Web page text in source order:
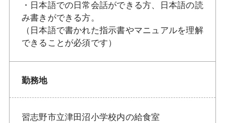
・日本語での日常会話ができる方、日本語の読
み書きができる方。
（日本語で書かれた指示書やマニュアルを理解
できることが必須です）
勤務地
習志野市立津田沼小学校内の給食室